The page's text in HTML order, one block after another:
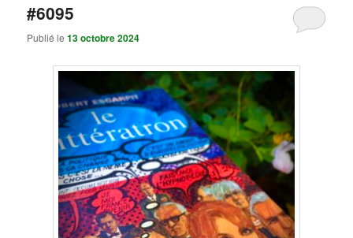
#6095
Publié le13 octobre 2024